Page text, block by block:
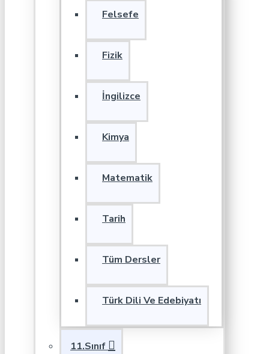
Felsefe
Fizik
İngilizce
Kimya
Matematik
Tarih
Tüm Dersler
Türk Dili Ve Edebiyatı
11.Sınıf